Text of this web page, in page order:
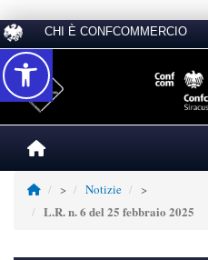
CHI È CONFCOMMERCIO
> Notizie >
L.R. n. 6 del 25 febbraio 2025
Accessibilità